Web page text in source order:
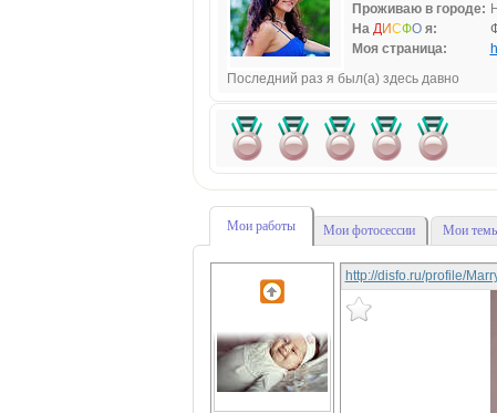
Проживаю в городе:
На ДИСФОя:
Моя страница:
Последний раз я был(а) здесь давно
Мои работы Мои фотосессии Мои
http://disfo.ru/profile/